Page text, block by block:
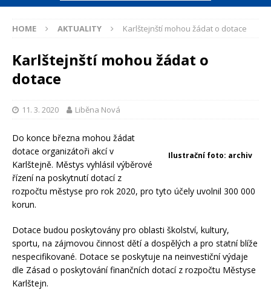
HOME AKTUALITY Karlštejnští mohou žádat o dotace
Karlštejnští mohou žádat o
dotace
11. 3. 2020 Liběna Nová
Ilustrační foto: archiv
Do konce března mohou žádat
dotace organizátoři akcí v
Karlštejně. Městys vyhlásil výběrové
řízení na poskytnutí dotací z
rozpočtu městyse pro rok 2020, pro tyto účely uvolnil 300 000
korun.
Dotace budou poskytovány pro oblasti školství, kultury,
sportu, na zájmovou činnost dětí a dospělých a pro statní blíže
nespecifikované. Dotace se poskytuje na neinvestiční výdaje
dle Zásad o poskytování finančních dotací z rozpočtu Městyse
Karlštejn.